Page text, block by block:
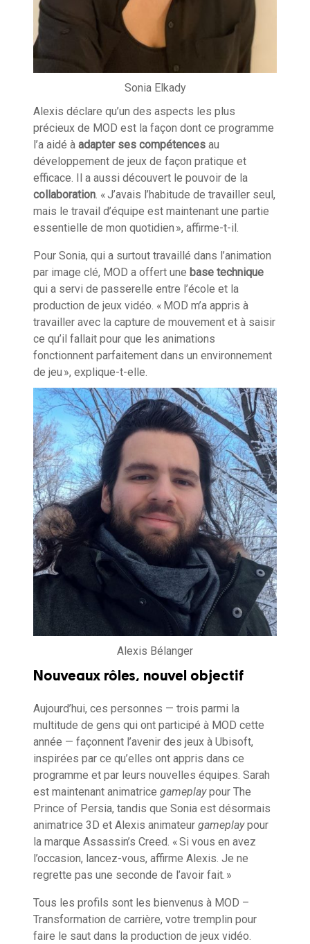
Sonia Elkady
Alexis déclare qu’un des aspects les plus
précieux de MOD est la façon dont ce programme
l’a aidé à adapter ses compétences au
développement de jeux de façon pratique et
efficace. Il a aussi découvert le pouvoir de la
collaboration. « J’avais l’habitude de travailler seul,
mais le travail d’équipe est maintenant une partie
essentielle de mon quotidien », affirme-t-il.
Pour Sonia, qui a surtout travaillé dans l’animation
par image clé, MOD a offert une base technique
qui a servi de passerelle entre l’école et la
production de jeux vidéo. « MOD m’a appris à
travailler avec la capture de mouvement et à saisir
ce qu’il fallait pour que les animations
fonctionnent parfaitement dans un environnement
de jeu », explique-t-elle.
Alexis Bélanger
Nouveaux rôles, nouvel objectif
Aujourd’hui, ces personnes — trois parmi la
multitude de gens qui ont participé à MOD cette
année — façonnent l’avenir des jeux à Ubisoft,
inspirées par ce qu’elles ont appris dans ce
programme et par leurs nouvelles équipes. Sarah
est maintenant animatrice gameplaypour The
Prince of Persia, tandis que Sonia est désormais
animatrice 3D et Alexis animateur gameplaypour
la marque Assassin’s Creed. « Si vous en avez
l’occasion, lancez-vous, affirme Alexis. Je ne
regrette pas une seconde de l’avoir fait. »
Tous les profils sont les bienvenus à MOD –
Transformation de carrière, votre tremplin pour
faire le saut dans la production de jeux vidéo.